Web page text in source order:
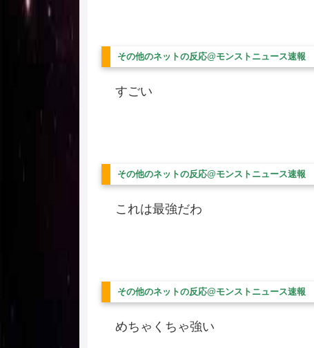
その他のネットの反応@モンストニュース速報
すごい
その他のネットの反応@モンストニュース速報
これは最強だわ
その他のネットの反応@モンストニュース速報
めちゃくちゃ強い